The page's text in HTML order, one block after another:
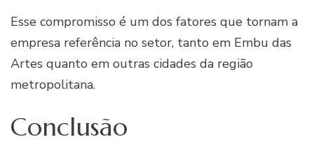
Esse compromisso é um dos fatores que tornam a
empresa referência no setor, tanto em Embu das
Artes quanto em outras cidades da região
metropolitana.
Conclusão